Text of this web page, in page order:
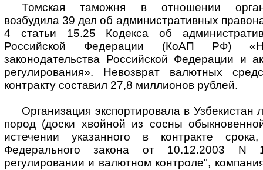
Томская таможня в отношении
возбудила 39 дел об административных
4 статьи 15.25 Кодекса об
Российской Федерации (КоАП РФ)
законодательства Российской Федерации и
регулирования». Невозврат валютных
контракту составил 27,8 миллионов рублей.
Организация экспортировала в
пород (доски хвойной из сосны
истечении указанного в контракте
Федерального закона от 10.12.2003 N
регулировании и валютном контроле",